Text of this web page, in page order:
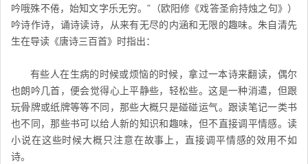
吟哦殊不倦，始知文字乐无穷。”（欧阳修《戏答圣俞持烛之句》）
吟诗作诗，诵诗读诗，从来有无尽的内涵和无限的趣味。朱自清先
生在导读《唐诗三百首》时指出：
有些人在生病的时候或烦恼的时候，拿过一本诗来翻读，偶尔
也朗吟几首，便会觉得心上平静些，轻松些。这是一种消遣，但跟
玩骨牌或纸牌等等不同，那些大概只是碰碰运气。跟读笔记一类书
也不同，那些书可以给人新的知识和趣味，但不直接调平情感。读
小说在这些时候大概只注意在故事上，直接调平情感的效用不如
诗。